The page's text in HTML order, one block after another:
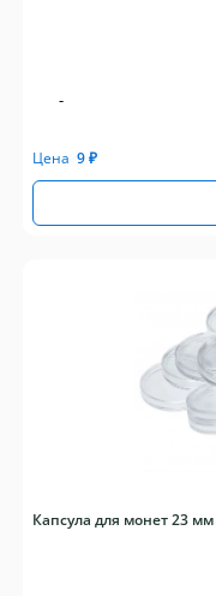
-
Цена 9₽
Капсула для монет 23 мм